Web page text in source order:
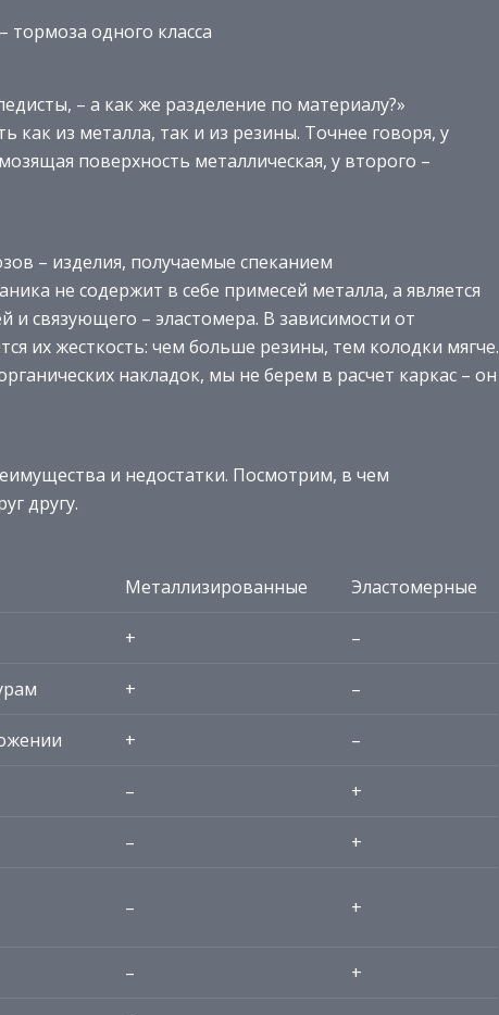
одного класса
– а как же разделение по материалу?»
как из металла, так и из резины. Точнее говоря, у
поверхность металлическая, у второго –
– изделия, получаемые спеканием
не содержит в себе примесей металла, а является
и связующего – эластомера. В зависимости от
их жесткость: чем больше резины, тем колодки мягче.
накладок, мы не берем в расчет каркас – он
и недостатки. Посмотрим, в чем
другу.
Металлизированные Эластомерные
+ –
+ –
+ –
– +
– +
– +
– +